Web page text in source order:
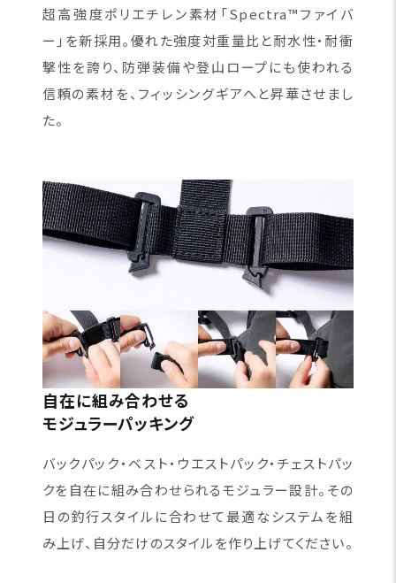
超高強度ポリエチレン素材「Spectra™ファイバ
ー」を新採用。優れた強度対重量比と耐水性・耐衝
撃性を誇り、防弾装備や登山ロープにも使われる
信頼の素材を、フィッシングギアへと昇華させまし
た。
自在に組み合わせる
モジュラーパッキング
バックパック・ベスト・ウエストパック・チェストパッ
クを自在に組み合わせられるモジュラー設計。その
日の釣行スタイルに合わせて最適なシステムを組
み上げ、自分だけのスタイルを作り上げてください。